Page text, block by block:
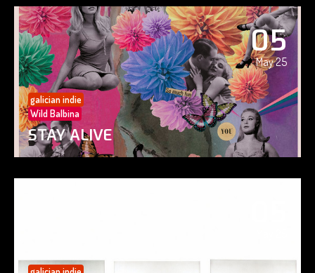
05
May 25
galician indie
Wild Balbina
STAY ALIVE